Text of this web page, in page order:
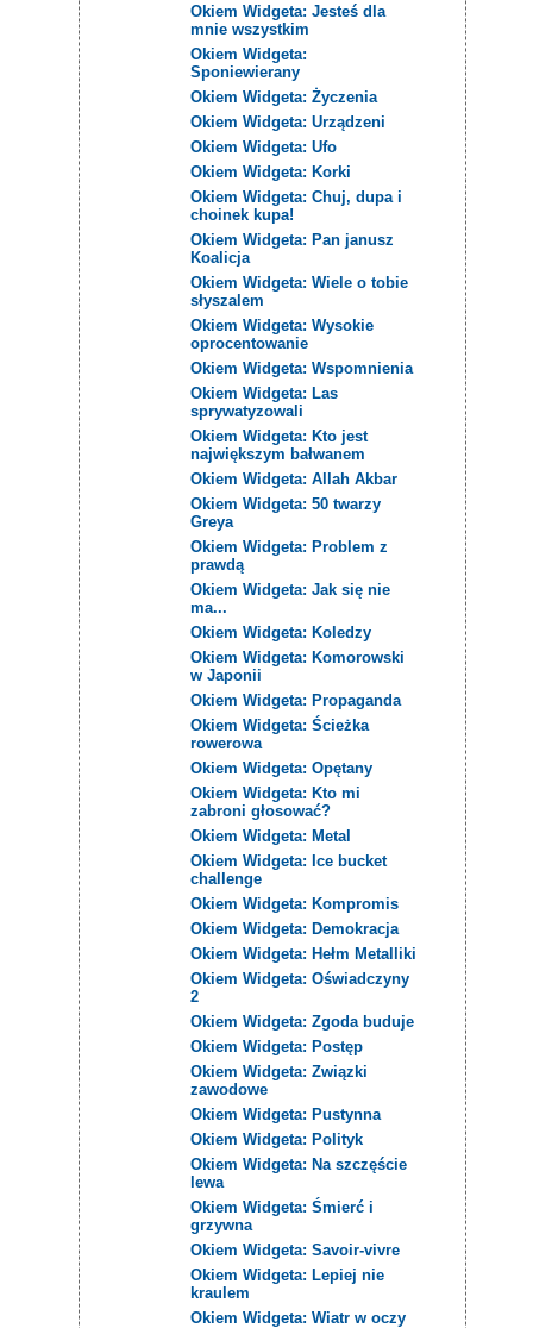
Okiem Widgeta: Jesteś dla
mnie wszystkim
Okiem Widgeta:
Sponiewierany
Okiem Widgeta: Życzenia
Okiem Widgeta: Urządzeni
Okiem Widgeta: Ufo
Okiem Widgeta: Korki
Okiem Widgeta: Chuj, dupa i
choinek kupa!
Okiem Widgeta: Pan janusz
Koalicja
Okiem Widgeta: Wiele o tobie
słyszalem
Okiem Widgeta: Wysokie
oprocentowanie
Okiem Widgeta: Wspomnienia
Okiem Widgeta: Las
sprywatyzowali
Okiem Widgeta: Kto jest
największym bałwanem
Okiem Widgeta: Allah Akbar
Okiem Widgeta: 50 twarzy
Greya
Okiem Widgeta: Problem z
prawdą
Okiem Widgeta: Jak się nie
ma...
Okiem Widgeta: Koledzy
Okiem Widgeta: Komorowski
w Japonii
Okiem Widgeta: Propaganda
Okiem Widgeta: Ścieżka
rowerowa
Okiem Widgeta: Opętany
Okiem Widgeta: Kto mi
zabroni głosować?
Okiem Widgeta: Metal
Okiem Widgeta: Ice bucket
challenge
Okiem Widgeta: Kompromis
Okiem Widgeta: Demokracja
Okiem Widgeta: Hełm Metalliki
Okiem Widgeta: Oświadczyny
2
Okiem Widgeta: Zgoda buduje
Okiem Widgeta: Postęp
Okiem Widgeta: Związki
zawodowe
Okiem Widgeta: Pustynna
Okiem Widgeta: Polityk
Okiem Widgeta: Na szczęście
lewa
Okiem Widgeta: Śmierć i
grzywna
Okiem Widgeta: Savoir-vivre
Okiem Widgeta: Lepiej nie
kraulem
Okiem Widgeta: Wiatr w oczy